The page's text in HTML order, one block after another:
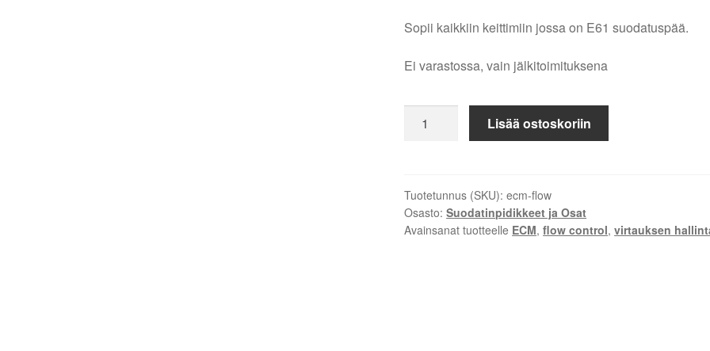
Sopii kaikkiin keittimiin jossa on E61 suodatuspää.
Ei varastossa, vain jälkitoimituksena
virtauksen
Lisää ostoskoriin
Tuotetunnus (SKU):ecm-flow
Osasto:Suodatinpidikkeet ja Osat
Avainsanat tuotteelle ECM,flow control,virtauksen